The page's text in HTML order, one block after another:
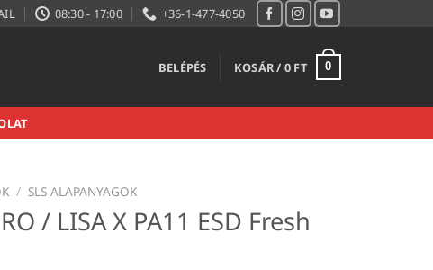
08:30 - 17:00 +36-1-477-4050
BELÉPÉS KOSÁR / 0 FT 0
/ SLS ALAPANYAGOK
/ LISA X PA11 ESD Fresh